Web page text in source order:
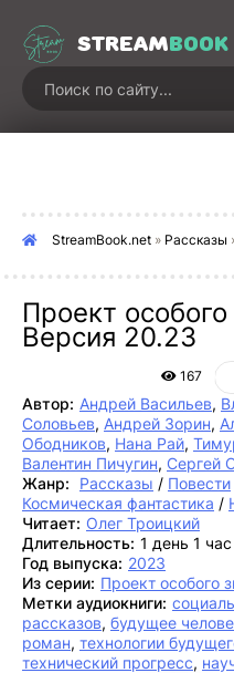
STREAMBOOK
StreamBook.net » Рассказы
Проект
Версия 20.23
167
Автор: Андрей Васильев,
Соловьев, Андрей Зорин,
Ободников, Нана Рай,
Валентин Пичугин, Сергей
Жанр:
Рассказы / Повести
Космическая фантастика /
Читает: Олег Троицкий
Длительность: 1 день 1 час
Год выпуска: 2023
Из серии: Проект особого
Метки аудиокниги:
рассказов, будущее
роман, технологии
технический прогресс,